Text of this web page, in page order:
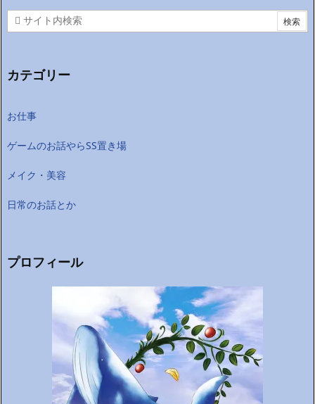
カテゴリー
お仕事
ゲームのお話やらSS置き場
メイク・美容
日常のお話とか
プロフィール